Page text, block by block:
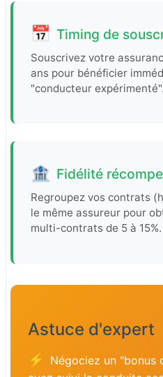
📅 Timing de
Souscrivez votre
ans pour bénéficier
"conducteur expérimenté".
🏦 Fidélité
Regroupez vos contrats
le même assureur pour
multi-contrats de 5 à 15%.
Astuce d'expert
⚡
Négociez un "bonus